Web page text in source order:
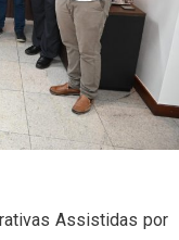
Assistidas por